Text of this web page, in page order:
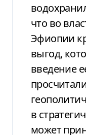
что во
Эфиопии
выгод,
введение
в
может